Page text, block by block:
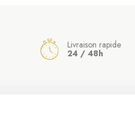
Livraison rapide
24 / 48h